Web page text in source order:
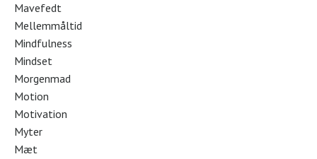
Mavefedt
Mellemmåltid
Mindfulness
Mindset
Morgenmad
Motion
Motivation
Myter
Mæt